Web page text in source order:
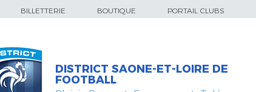
BILLETTERIE BOUTIQUE PORTAIL CLUBS
DISTRICT SAONE-ET-LOIRE DE
FOOTBALL